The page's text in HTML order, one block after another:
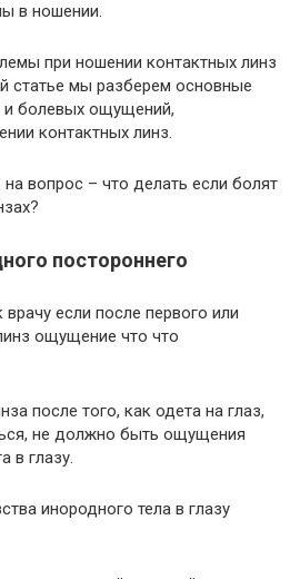
в ношении.
при ношении контактных линз
статье мы разберем основные
болевых ощущений,
контактных линз.
вопрос – что делать если болят
постороннего
если после первого или
ощущение что что
после того, как одета на глаз,
не должно быть ощущения
в глазу.
инородного тела в глазу